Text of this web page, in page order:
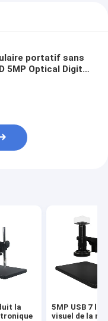
portatif sans
5MP Optical Digital
la
5MP USB 7
visuel de la